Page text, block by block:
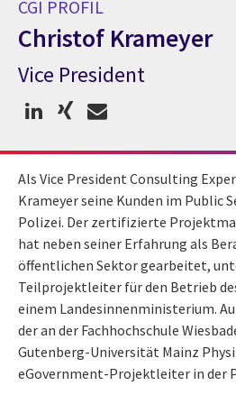
CGI PROFIL
Christof Krameyer
CGI Profil Christof Krameyer
Vice President
Als Vice President Consulting
Krameyer seine Kunden im Public
Polizei. Der zertifizierte
hat neben seiner Erfahrung als
öffentlichen Sektor gearbeitet,
Teilprojektleiter für den Betrieb
einem Landesinnenministerium.
der an der Fachhochschule
Gutenberg-Universität Mainz
eGovernment-Projektleiter in der